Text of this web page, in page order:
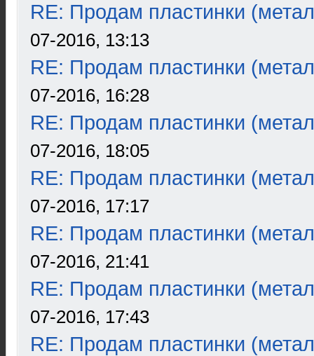
RE: Продам пластинки
07-2016, 13:13
RE: Продам пластинки
07-2016, 16:28
RE: Продам пластинки
07-2016, 18:05
RE: Продам пластинки
07-2016, 17:17
RE: Продам пластинки
07-2016, 21:41
RE: Продам пластинки
07-2016, 17:43
RE: Продам пластинки